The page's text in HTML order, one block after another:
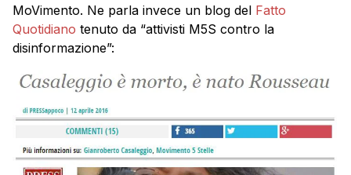
MoVimento. Ne parla invece un blog del Fatto
Quotidiano tenuto da “attivisti M5S contro la
disinformazione”: